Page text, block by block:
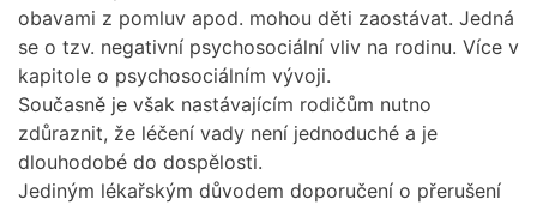
obavami z pomluv apod. mohou děti zaostávat. Jedná
se o tzv. negativní psychosociální vliv na rodinu. Více v
kapitole o psychosociálním vývoji.
Současně je však nastávajícím rodičům nutno
zdůraznit, že léčení vady není jednoduché a je
dlouhodobé do dospělosti.
Jediným lékařským důvodem doporučení o přerušení